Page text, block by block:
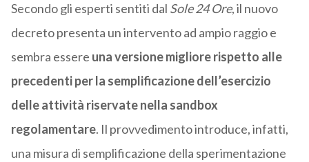
Secondo gli esperti sentiti dal Sole 24 Ore, il nuovo
decreto presenta un intervento ad ampio raggio e
sembra essere una versione migliore rispetto alle
precedenti per la semplificazione dell’esercizio
delle attività riservate nella sandbox
regolamentare. Il provvedimento introduce, infatti,
una misura di semplificazione della sperimentazione